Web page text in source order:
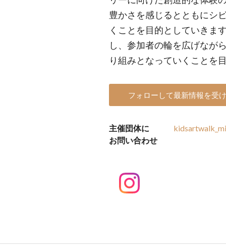
豊かさを感じるとともにシ
くことを目的としていきま
し、参加者の輪を広げなが
り組みとなっていくことを
フォローして最新情報を受
主催団体に
お問い合わせ